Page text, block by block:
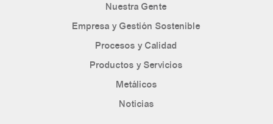
Nuestra Gente
Empresa y Gestión Sostenible
Procesos y Calidad
Productos y Servicios
Metálicos
Noticias